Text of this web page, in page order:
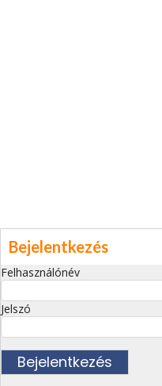
Bejelentkezés
Felhasználónév
Jelszó